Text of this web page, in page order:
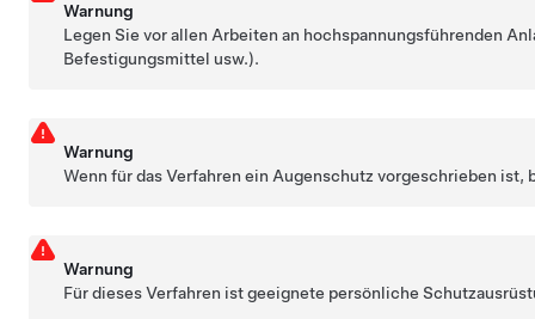
Warnung
Legen Sie vor allen Arbeiten an hochspannungsführenden
Befestigungsmittel usw.).
Warnung
Wenn für das Verfahren ein Augenschutz vorgeschrieben
Warnung
Für dieses Verfahren ist geeignete persönliche